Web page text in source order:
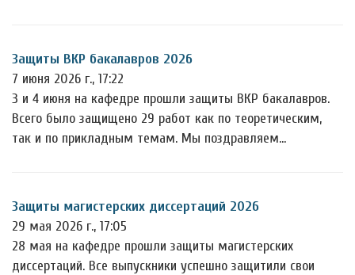
Защиты ВКР бакалавров 2026
7 июня 2026 г., 17:22
3 и 4 июня на кафедре прошли защиты ВКР бакалавров.
Всего было защищено 29 работ как по теоретическим,
так и по прикладным темам. Мы поздравляем…
Защиты магистерских диссертаций 2026
29 мая 2026 г., 17:05
28 мая на кафедре прошли защиты магистерских
диссертаций. Все выпускники успешно защитили свои